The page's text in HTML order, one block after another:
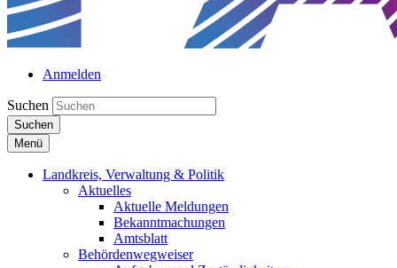
Anmelden
Suchen
Suchen
Menü
Landkreis, Verwaltung & Politik
Aktuelles
Aktuelle Meldungen
Bekanntmachungen
Amtsblatt
Behördenwegweiser